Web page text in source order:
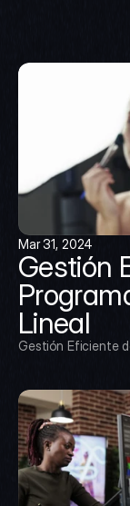
Mar 31, 2024
Gestión
Lineal
Gestión Eficiente